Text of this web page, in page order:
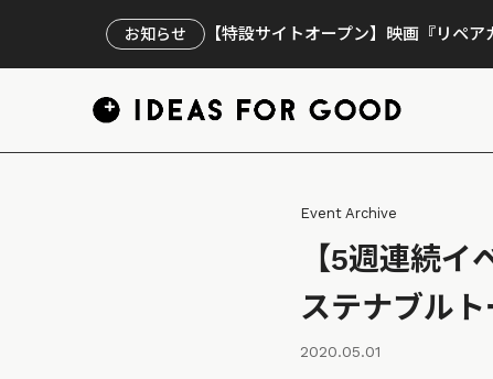
お知らせ 【特設サイトオープン】映画『リペ
Event Archive
【5週連続
ステナブル
2020.05.01